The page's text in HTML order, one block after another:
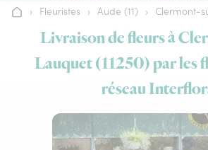
Accueil
› Fleuristes › Aude (11) › Clermont-
Livraison de fleurs à
Lauquet (11250) par les
réseau